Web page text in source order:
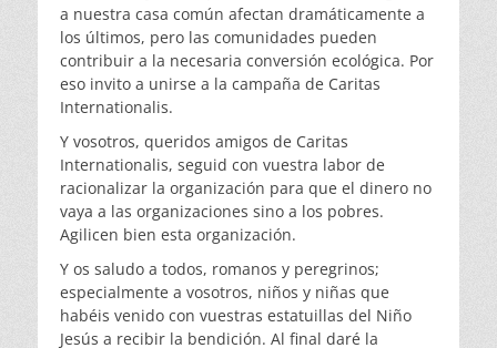
a nuestra casa común afectan dramáticamente a
los últimos, pero las comunidades pueden
contribuir a la necesaria conversión ecológica. Por
eso invito a unirse a la campaña de Caritas
Internationalis.
Y vosotros, queridos amigos de Caritas
Internationalis, seguid con vuestra labor de
racionalizar la organización para que el dinero no
vaya a las organizaciones sino a los pobres.
Agilicen bien esta organización.
Y os saludo a todos, romanos y peregrinos;
especialmente a vosotros, niños y niñas que
habéis venido con vuestras estatuillas del Niño
Jesús a recibir la bendición. Al final daré la